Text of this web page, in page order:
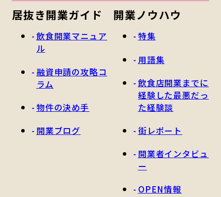
居抜き開業ガイド
飲食開業マニュア
ル
融資申請の攻略コ
ラム
物件の決め手
開業ブログ
開業ノウハウ
特集
用語集
飲食店開業までに
経験した最悪だっ
た経験談
街レポート
開業者インタビュ
ー
OPEN情報